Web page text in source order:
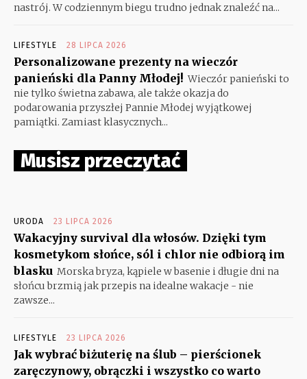
nastrój. W codziennym biegu trudno jednak znaleźć na...
LIFESTYLE 28 LIPCA 2026
Personalizowane prezenty na wieczór
panieński dla Panny Młodej! Wieczór panieński to
nie tylko świetna zabawa, ale także okazja do
podarowania przyszłej Pannie Młodej wyjątkowej
pamiątki. Zamiast klasycznych...
Musisz przeczytać
URODA 23 LIPCA 2026
Wakacyjny survival dla włosów. Dzięki tym
kosmetykom słońce, sól i chlor nie odbiorą im
blasku Morska bryza, kąpiele w basenie i długie dni na
słońcu brzmią jak przepis na idealne wakacje - nie
zawsze...
LIFESTYLE 23 LIPCA 2026
Jak wybrać biżuterię na ślub – pierścionek
zaręczynowy, obrączki i wszystko co warto